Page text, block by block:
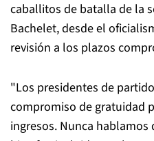
caballitos de batalla de la
Bachelet, desde el
revisión a los plazos
"Los presidentes de
compromiso de gratuidad
ingresos. Nunca